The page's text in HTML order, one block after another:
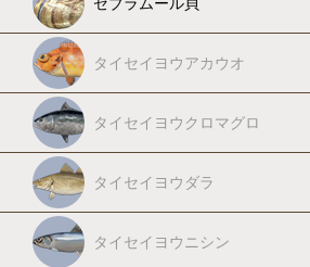
タイセイヨウアカウオ
タイセイヨウクロマグロ
タイセイヨウダラ
タイセイヨウニシン